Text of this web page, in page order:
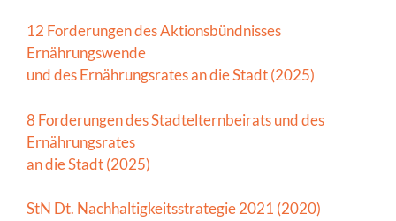
12 Forderungen des Aktionsbündnisses
Ernährungswende
und des Ernährungsrates an die Stadt (2025)
8 Forderungen des Stadtelternbeirats und des
Ernährungsrates
an die Stadt (2025)
StN Dt. Nachhaltigkeitsstrategie 2021 (2020)